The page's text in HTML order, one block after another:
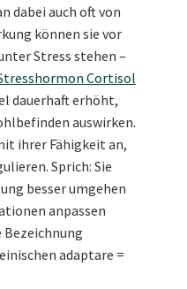
dabei auch oft von
können sie vor
Stress stehen –
Cortisol
dauerhaft erhöht,
auswirken.
ihrer Fähigkeit an,
Sprich: Sie
besser umgehen
anpassen
Bezeichnung
adaptare =